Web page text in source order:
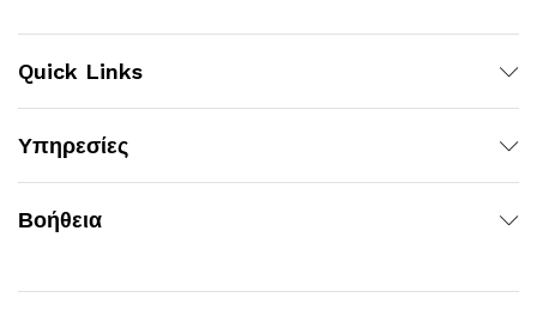
Quick Links
Υπηρεσίες
Βοήθεια